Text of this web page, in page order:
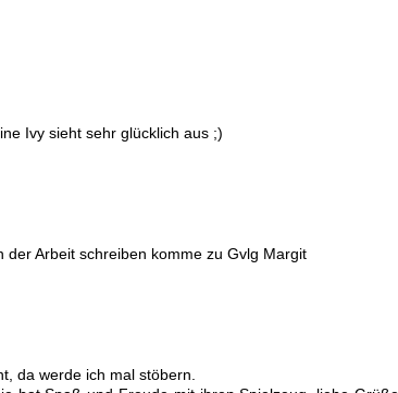
Ivy sieht sehr glücklich aus ;)
Arbeit schreiben komme zu Gvlg Margit
da werde ich mal stöbern.